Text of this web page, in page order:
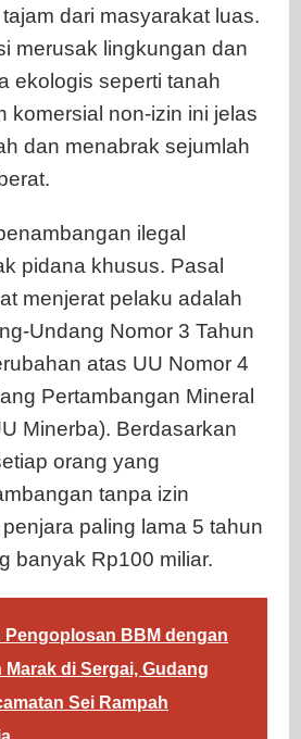
dari masyarakat luas.
merusak lingkungan dan
ekologis seperti tanah
komersial non-izin ini jelas
dan menabrak sejumlah
ilegal
pidana khusus. Pasal
menjerat pelaku adalah
Undang Nomor 3 Tahun
atas UU Nomor 4
Pertambangan Mineral
Minerba). Berdasarkan
orang yang
tanpa izin
paling lama 5 tahun
banyak Rp100 miliar.
Pengoplosan BBM dengan
Marak di Sergai, Gudang
Sei Rampah